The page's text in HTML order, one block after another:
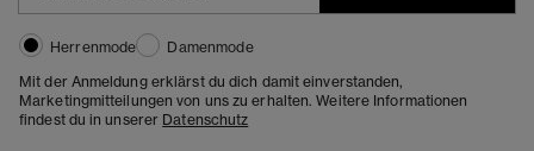
Herrenmode
Damenmode
Mit der Anmeldung erklärst du dich damit einverstanden,
Marketingmitteilungen von uns zu erhalten. Weitere Informationen
findest du in unserer Datenschutz